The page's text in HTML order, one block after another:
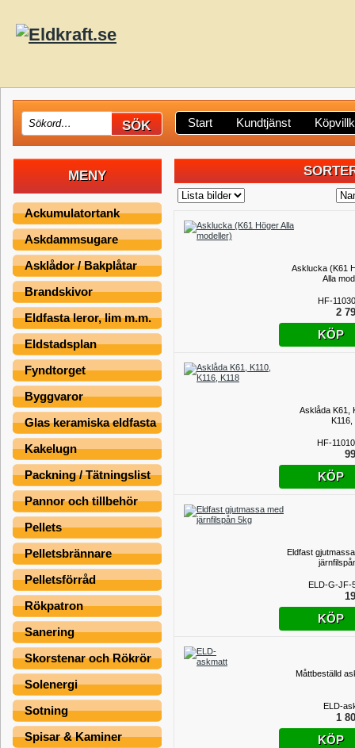
Start Kundtjänst
MENY
Ackumulatortank
Askdammsugare
Asklådor / Bakplåtar
Brandskivor
Eldfasta leror, lim m.m.
Eldstadsplan
Fyndtorget
Byggvaror
Glas keramiska eldfasta
Kakelugn
Packning / Tätningslist
Pannor och tillbehör
Pellets
Pelletsbrännare
Pelletsförråd
Rökpatron
Sanering
Skorstenar och Rökrör
Solenergi
Sotning
Spisar & Kaminer
Asklucka (K61
Alla
HF-
2
KÖP
Asklåda K61,
K116,
HF-
KÖP
Eldfast
ELD-G-JF-
KÖP
Måttbeställd
ELD-
1
KÖP